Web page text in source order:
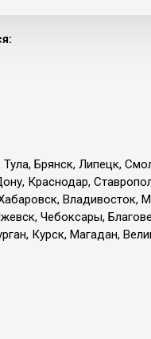
Тула, Брянск, Липецк,
Краснодар,
Чебоксары,
Курск, Магадан,